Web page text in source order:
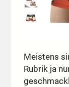
Meistens
Rubrik ja